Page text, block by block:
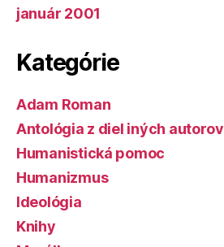
január 2001
Kategórie
Adam Roman
Antológia z diel iných autorov
Humanistická pomoc
Humanizmus
Ideológia
Knihy